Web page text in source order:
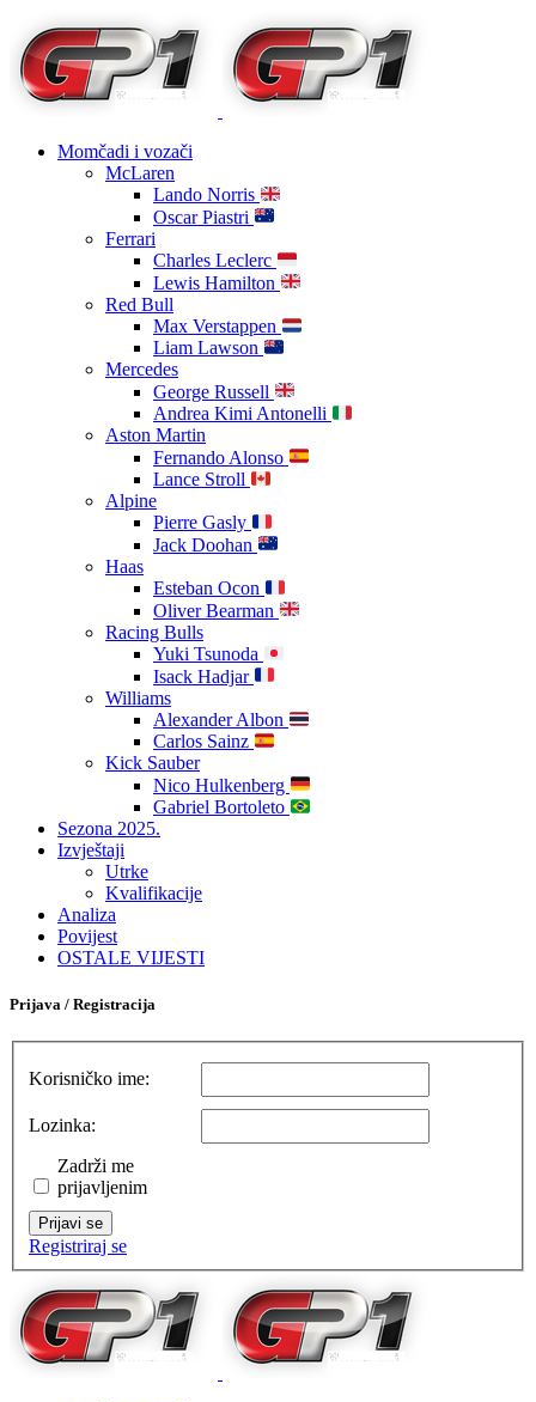
Momčadi i vozači
McLaren
Lando Norris
Oscar Piastri
Ferrari
Charles Leclerc
Lewis Hamilton
Red Bull
Max Verstappen
Liam Lawson
Mercedes
George Russell
Andrea Kimi Antonelli
Aston Martin
Fernando Alonso
Lance Stroll
Alpine
Pierre Gasly
Jack Doohan
Haas
Esteban Ocon
Oliver Bearman
Racing Bulls
Yuki Tsunoda
Isack Hadjar
Williams
Alexander Albon
Carlos Sainz
Kick Sauber
Nico Hulkenberg
Gabriel Bortoleto
Sezona 2025.
Izvještaji
Utrke
Kvalifikacije
Analiza
Povijest
OSTALE VIJESTI
Prijava / Registracija
Korisničko ime:
Lozinka:
Zadrži me
prijavljenim
Prijavi se
Registriraj se